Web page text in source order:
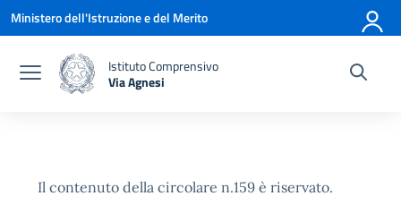
Vai ai contenuti
Vai al menu di navigazione
Vai al footer
Ministero dell'Istruzione e del Merito
Istituto Comprensivo
Via Agnesi
— Visita la pagina iniziale della scuola
Il contenuto della circolare n.159 è riservato.